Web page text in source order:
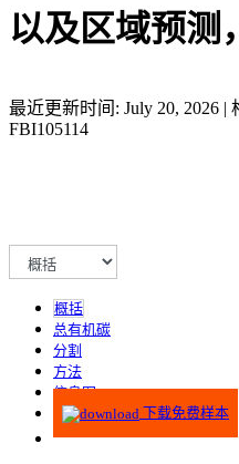
以及区域预测
最近更新时间: July 20, 2026 |
FBI105114
概括
总有机碳
分割
方法
信息图
下载免费样本